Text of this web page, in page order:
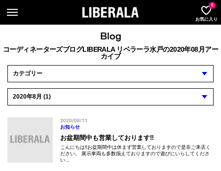
お気に入り
0
Blog
コーディネーターズブログLIBERALA リベラーラ水戸の2020年08月アー
カイブ
2020/08/11
お知らせ
お盆期間中も営業しております‼︎
こんにちは‼︎お盆期間中は休まず営業しておりますので是非ご来店く
ださい。 展示車両も多数揃えておりますので遊びにいらしてくださ
い...